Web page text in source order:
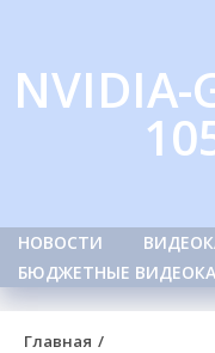
content
NVIDIA-
НОВОСТИ
БЮДЖЕТНЫЕ
Главная